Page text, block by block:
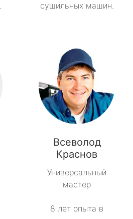
сушильных машин.
Всеволод
Краснов
Универсальный
мастер
8 лет опыта в